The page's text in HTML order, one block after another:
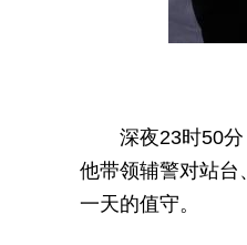
深夜23时50
他带领辅警对站台
一天的值守。